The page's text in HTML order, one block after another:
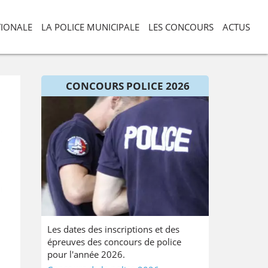
LA POLICE MUNICIPALE LES CONCOURS ACTUS
CONCOURS POLICE 2026
Les dates des inscriptions et des
épreuves des concours de police
pour l'année 2026.